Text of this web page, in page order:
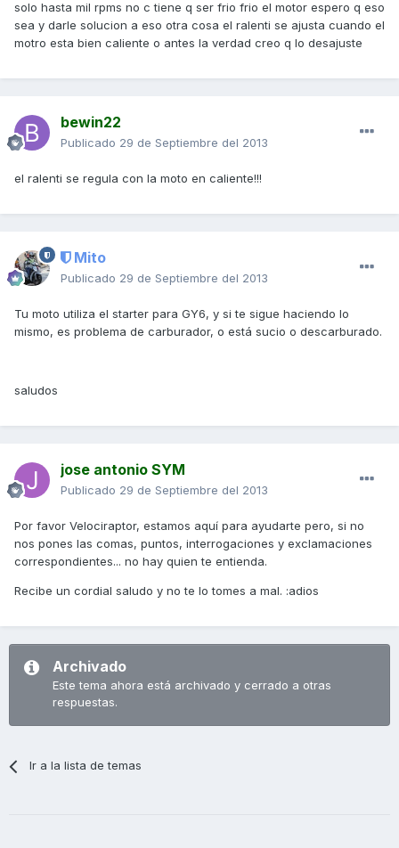
solo hasta mil rpms no c tiene q ser frio frio el motor espero q eso
sea y darle solucion a eso otra cosa el ralenti se ajusta cuando el
motro esta bien caliente o antes la verdad creo q lo desajuste
bewin22
Publicado 29 de Septiembre del 2013
el ralenti se regula con la moto en caliente!!!
Mito
Publicado 29 de Septiembre del 2013
Tu moto utiliza el starter para GY6, y si te sigue haciendo lo
mismo, es problema de carburador, o está sucio o descarburado.
saludos
jose antonio SYM
Publicado 29 de Septiembre del 2013
Por favor Velociraptor, estamos aquí para ayudarte pero, si no
nos pones las comas, puntos, interrogaciones y exclamaciones
correspondientes... no hay quien te entienda.
Recibe un cordial saludo y no te lo tomes a mal. :adios
Archivado
Este tema ahora está archivado y cerrado a otras
respuestas.
Ir a la lista de temas